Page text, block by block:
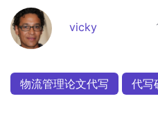
vicky
物流管理论文代写 代写